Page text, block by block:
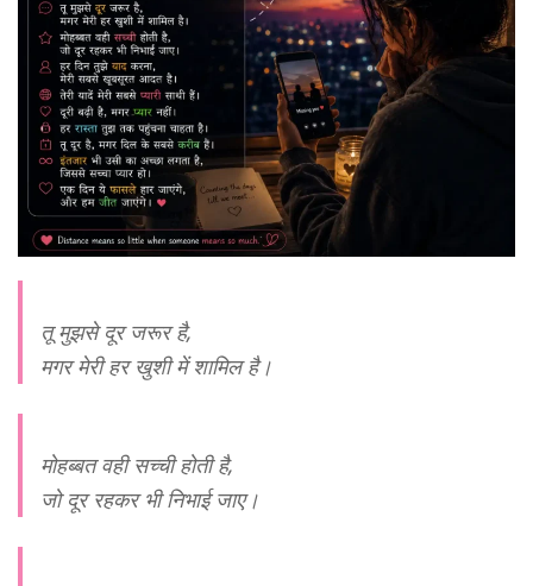
तू मुझसे दूर जरूर है,
मगर मेरी हर खुशी में शामिल है।
मोहब्बत वही सच्ची होती है,
जो दूर रहकर भी निभाई जाए।